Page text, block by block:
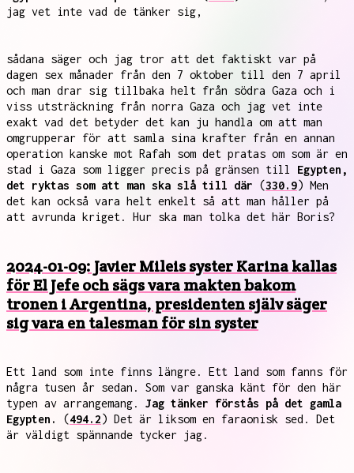
jag vet inte vad de tänker sig,
sådana säger och jag tror att det faktiskt var på
dagen sex månader från den 7 oktober till den 7 april
och man drar sig tillbaka helt från södra Gaza och i
viss utsträckning från norra Gaza och jag vet inte
exakt vad det betyder det kan ju handla om att man
omgrupperar för att samla sina krafter från en annan
operation kanske mot Rafah som det pratas om som är en
stad i Gaza som ligger precis på gränsen till Egypten,
det ryktas som att man ska slå till där (330.9) Men
det kan också vara helt enkelt så att man håller på
att avrunda kriget. Hur ska man tolka det här Boris?
2024-01-09: Javier Mileis syster Karina kallas
för El Jefe och sägs vara makten bakom
tronen i Argentina, presidenten själv säger
sig vara en talesman för sin syster
Ett land som inte finns längre. Ett land som fanns för
några tusen år sedan. Som var ganska känt för den här
typen av arrangemang. Jag tänker förstås på det gamla
Egypten.
(494.2) Det är liksom en faraonisk sed. Det
är väldigt spännande tycker jag.